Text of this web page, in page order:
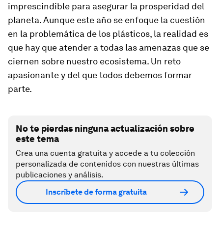
imprescindible para asegurar la prosperidad del
planeta. Aunque este año se enfoque la cuestión
en la problemática de los plásticos, la realidad es
que hay que atender a todas las amenazas que se
ciernen sobre nuestro ecosistema. Un reto
apasionante y del que todos debemos formar
parte.
No te pierdas ninguna actualización sobre
este tema
Crea una cuenta gratuita y accede a tu colección
personalizada de contenidos con nuestras últimas
publicaciones y análisis.
Inscríbete de forma gratuita